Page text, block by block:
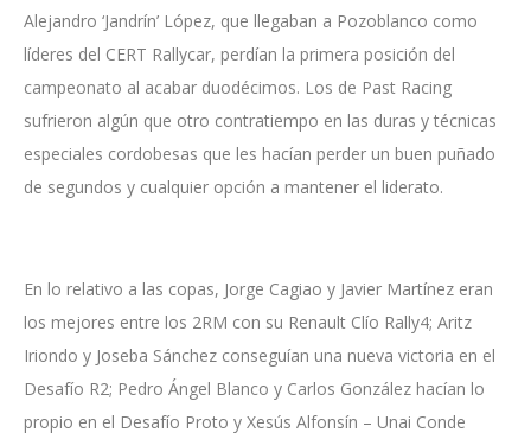
Alejandro ‘Jandrín’ López, que llegaban a Pozoblanco como
líderes del CERT Rallycar, perdían la primera posición del
campeonato al acabar duodécimos. Los de Past Racing
sufrieron algún que otro contratiempo en las duras y técnicas
especiales cordobesas que les hacían perder un buen puñado
de segundos y cualquier opción a mantener el liderato.
En lo relativo a las copas, Jorge Cagiao y Javier Martínez eran
los mejores entre los 2RM con su Renault Clío Rally4; Aritz
Iriondo y Joseba Sánchez conseguían una nueva victoria en el
Desafío R2; Pedro Ángel Blanco y Carlos González hacían lo
propio en el Desafío Proto y Xesús Alfonsín – Unai Conde